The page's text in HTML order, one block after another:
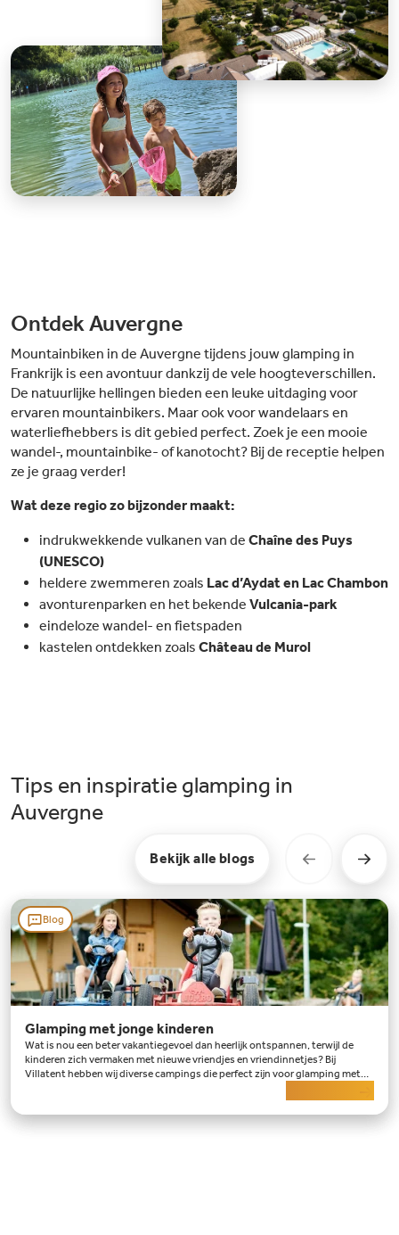
Ontdek Auvergne
Mountainbiken in de Auvergne tijdens jouw glamping in
Frankrijk is een avontuur dankzij de vele hoogteverschillen.
De natuurlijke hellingen bieden een leuke uitdaging voor
ervaren mountainbikers. Maar ook voor wandelaars en
waterliefhebbers is dit gebied perfect. Zoek je een mooie
wandel-, mountainbike- of kanotocht? Bij de receptie helpen
ze je graag verder!
Wat deze regio zo bijzonder maakt:
indrukwekkende vulkanen van de Chaîne des Puys
(UNESCO)
heldere zwemmeren zoals Lac d’Aydat en Lac Chambon
avonturenparken en het bekende Vulcania-park
eindeloze wandel- en fietspaden
kastelen ontdekken zoals Château de Murol
Tips en inspiratie glamping in
Auvergne
Bekijk alle blogs
Blog
Glamping met jonge kinderen
Wat is nou een beter vakantiegevoel dan heerlijk ontspannen, terwijl de
kinderen zich vermaken met nieuwe vriendjes en vriendinnetjes? Bij
Villatent hebben wij diverse campings die perfect zijn voor glamping met